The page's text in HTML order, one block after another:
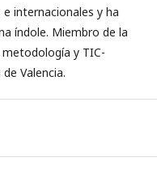
internacionales y ha
índole. Miembro de la
y TIC-
Valencia.